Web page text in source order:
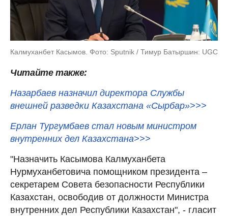
Калмуханбет Касымов. Фото: Sputnik / Тимур Батыршин: UGC
Читайте также:
Назарбаев назначил директора Службы
внешней разведки Казахстана «Сырбар»>>>
Ерлан Тургумбаев стал новым министром
внутренних дел Казахстана>>>
"Назначить Касымова Калмуханбета
Нурмуханбетовича помощником президента –
секретарем Совета безопасности Республики
Казахстан, освободив от должности Министра
внутренних дел Республики Казахстан", - гласит